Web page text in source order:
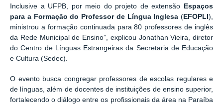
Inclusive a UFPB, por meio do projeto de extensão
Espaços
para a Formação do Professor de Língua Inglesa ( EFOPLI ),
ministrou a formação continuada para 80 professores de inglês
da Rede Municipal de Ensino”, explicou Jonathan Vieira, diretor
do Centro de Línguas Estrangeiras da Secretaria de Educação
e Cultura (Sedec).
O evento busca congregar professores de escolas regulares e
de línguas, além de docentes de instituições de ensino superior,
fortalecendo o diálogo entre os profissionais da área na Paraíba